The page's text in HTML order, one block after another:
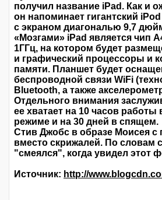
получил название iPad. Как и
он напоминает гигантский
с экраном диагональю 9,7
«Мозгами» iPad является чип
1ГГц, на котором будет
и графический процессоры и
памяти. Планшет будет
беспроводной связи WiFi
Bluetooth, а также
Отдельного внимания
ее хватает на 10 часов
режиме и на 30 дней в спящем.
Стив Джобс в образе Моисея с
вместо скрижалей. По словам
"смеялся", когда увидел этот
Источник: http://